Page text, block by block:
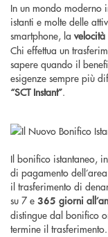
In un mondo moderno
istanti e molte delle
smartphone, la
Chi effettua un
sapere quando il
esigenze sempre più
“SCT Instant”.
Il bonifico istantaneo,
di pagamento
il trasferimento di
su 7 e 365 giorni
distingue dal bonifico
termine il trasferimento.